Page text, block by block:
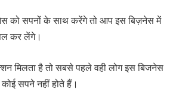
को सपनों के साथ करेंगे तो आप इस बिज़नेस में
कर लेंगे।
मिलता है तो सबसे पहले वही लोग इस बिजनेस
सपने नहीं होते हैं।